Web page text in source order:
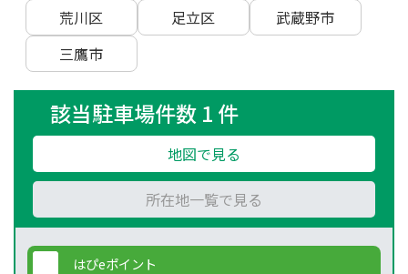
荒川区
足立区
武蔵野市
三鷹市
該当駐車場件数 1 件
地図で見る
所在地一覧で見る
はぴeポイント